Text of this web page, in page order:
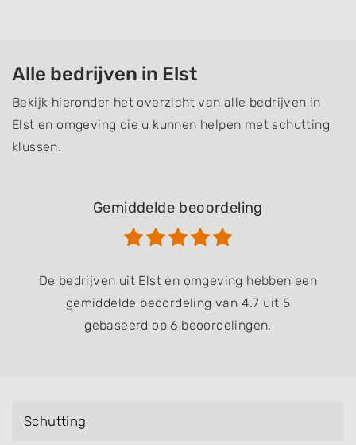
Alle bedrijven in Elst
Bekijk hieronder het overzicht van alle bedrijven in
Elst en omgeving die u kunnen helpen met schutting
klussen.
Gemiddelde beoordeling
De bedrijven uit Elst en omgeving hebben een
gemiddelde beoordeling van 4.7 uit 5
gebaseerd op 6 beoordelingen.
Schutting